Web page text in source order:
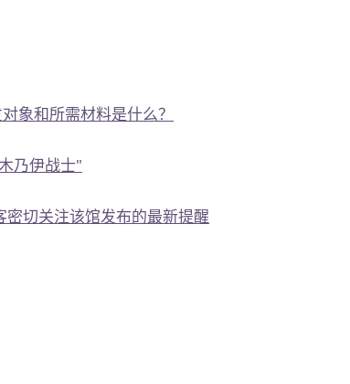
象和所需材料是什么？
乃伊战士"
切关注该馆发布的最新提醒